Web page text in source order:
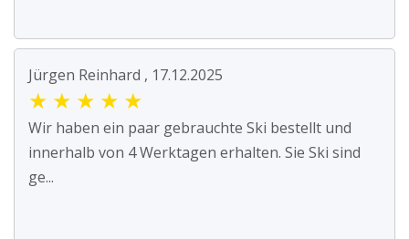
Jürgen Reinhard , 17.12.2025
★ ★ ★ ★ ★
Wir haben ein paar gebrauchte Ski bestellt und
innerhalb von 4 Werktagen erhalten. Sie Ski sind
ge...